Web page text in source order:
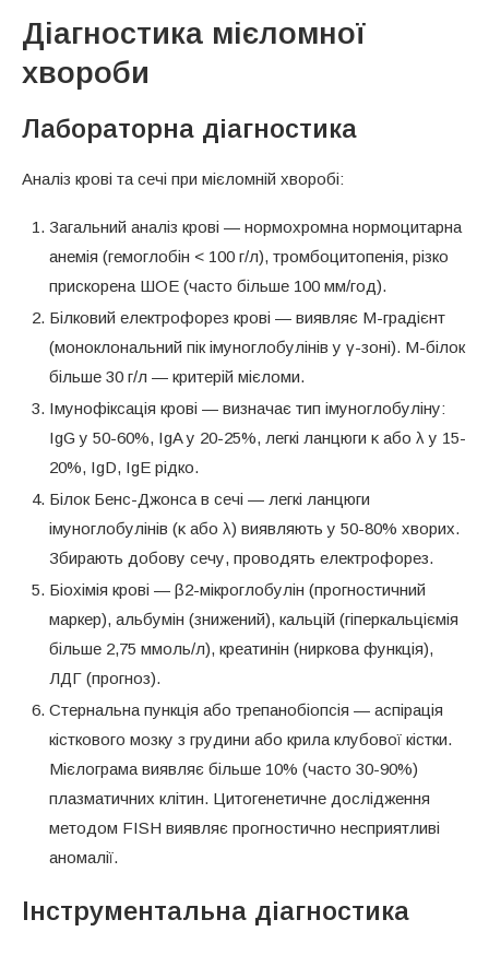
Діагностика мієломної
хвороби
Лабораторна діагностика
Аналіз крові та сечі при мієломній хворобі:
Загальний аналіз крові — нормохромна нормоцитарна
анемія (гемоглобін < 100 г/л), тромбоцитопенія, різко
прискорена ШОЕ (часто більше 100 мм/год).
Білковий електрофорез крові — виявляє М-градієнт
(моноклональний пік імуноглобулінів у γ-зоні). М-білок
більше 30 г/л — критерій мієломи.
Імунофіксація крові — визначає тип імуноглобуліну:
IgG у 50-60%, IgA у 20-25%, легкі ланцюги κ або λ у 15-
20%, IgD, IgE рідко.
Білок Бенс-Джонса в сечі — легкі ланцюги
імуноглобулінів (κ або λ) виявляють у 50-80% хворих.
Збирають добову сечу, проводять електрофорез.
Біохімія крові — β2-мікроглобулін (прогностичний
маркер), альбумін (знижений), кальцій (гіперкальціємія
більше 2,75 ммоль/л), креатинін (ниркова функція),
ЛДГ (прогноз).
Стернальна пункція або трепанобіопсія — аспірація
кісткового мозку з грудини або крила клубової кістки.
Мієлограма виявляє більше 10% (часто 30-90%)
плазматичних клітин. Цитогенетичне дослідження
методом FISH виявляє прогностично несприятливі
аномалії.
Інструментальна діагностика